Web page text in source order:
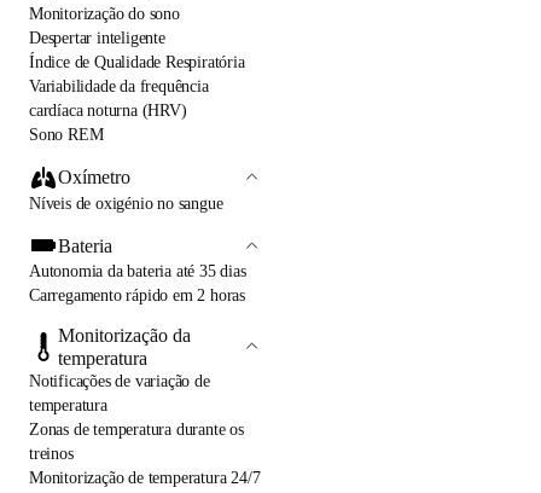
Monitorização do sono
Despertar inteligente
Índice de Qualidade Respiratória
Variabilidade da frequência
cardíaca noturna (HRV)
Sono REM
Oxímetro
Níveis de oxigénio no sangue
Bateria
Autonomia da bateria até 35 dias
Carregamento rápido em 2 horas
Monitorização da
temperatura
Notificações de variação de
temperatura
Zonas de temperatura durante os
treinos
Monitorização de temperatura 24/7